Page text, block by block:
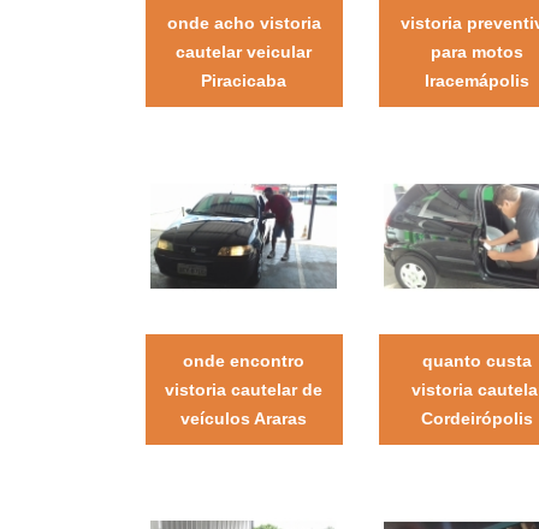
onde acho vistoria
cautelar veicular
Piracicaba
vistoria
para motos
Iracemápolis
onde encontro
vistoria cautelar de
veículos Araras
quanto custa
vistoria
Cordeirópolis